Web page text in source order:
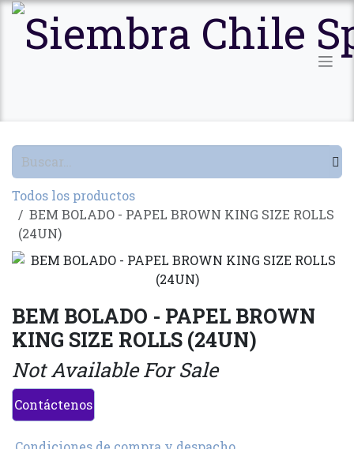
Ir al contenido
Todos los productos
BEM BOLADO - PAPEL BROWN KING SIZE ROLLS
(24UN)
BEM BOLADO - PAPEL BROWN
KING SIZE ROLLS (24UN)
Not Available For Sale
Contáctenos